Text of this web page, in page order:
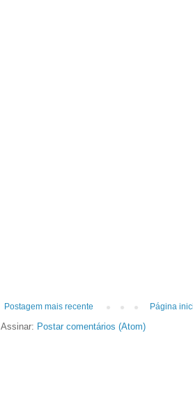
Postagem mais recente Página
Assinar: Postar comentários (Atom)